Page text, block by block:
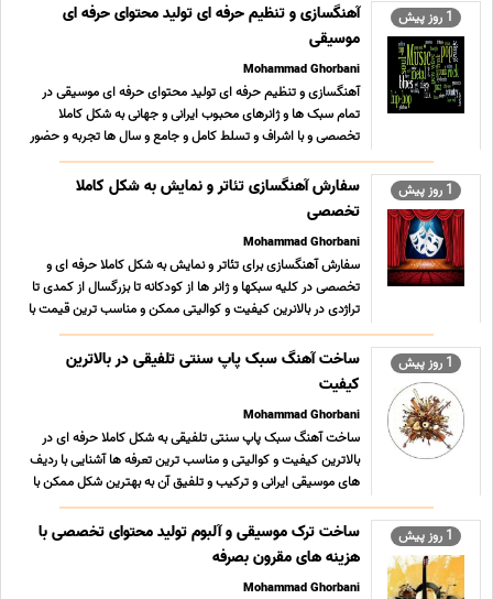
1 روز پیش
آهنگسازی و تنظیم حرفه ای تولید محتوای حرفه ای
موسیقی
Mohammad Ghorbani
آهنگسازی و تنظیم حرفه ای تولید محتوای حرفه ای موسیقی در
تمام سبک ها و ژانرهای محبوب ایرانی و جهانی به شکل کاملا
تخصصی و با اشراف و تسلط کامل و جامع و سال ها تجربه و حضور
فعال و مستمر به همراه نمونه کارهای قوی در سبکهای مختلف و
تعرفه های بسیار مناسب ؛ استثنایی و حداقلی تولید محتوا ... ...
1 روز پیش
سفارش آهنگسازی تئاتر و نمایش به شکل کاملا
تخصصی
Mohammad Ghorbani
سفارش آهنگسازی برای تئاتر و نمایش به شکل کاملا حرفه ای و
تخصصی در کلیه سبکها و ژانر ها از کودکانه تا بزرگسال از کمدی تا
تراژدی در بالانرین کیفیت و کوالیتی ممکن و مناسب ترین قیمت با
سال ها تجربه و حضور فعال و مستمر در زمینه آهنگسازی
09196065003 پیام رسان های فعال همین خط تلگرام رو ... ...
1 روز پیش
ساخت آهنگ سبک پاپ سنتی تلفیقی در بالاترین
کیفیت
Mohammad Ghorbani
ساخت آهنگ سبک پاپ سنتی تلفیقی به شکل کاملا حرفه ای در
بالاترین کیفیت و کوالیتی و مناسب ترین تعرفه ها آشنایی با ردیف
های موسیقی ایرانی و ترکیب و تلفیق آن به بهترین شکل ممکن با
موسیقی پاپ و تولید محتوایی که برای هر سلیقه ای دوست
داشتنی باشد 09196065003 پیام رسان های فعال همین خط
... ...
1 روز پیش
ساخت ترک موسیقی و آلبوم تولید محتوای تخصصی با
هزینه های مقرون بصرفه
Mohammad Ghorbani